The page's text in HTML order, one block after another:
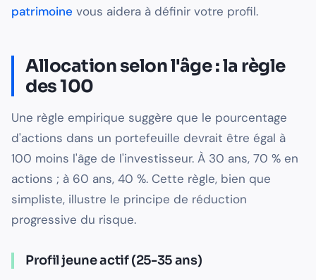
patrimoine vous aidera à définir votre profil.
Allocation selon l'âge : la règle
des 100
Une règle empirique suggère que le pourcentage
d'actions dans un portefeuille devrait être égal à
100 moins l'âge de l'investisseur. À 30 ans, 70 % en
actions ; à 60 ans, 40 %. Cette règle, bien que
simpliste, illustre le principe de réduction
progressive du risque.
Profil jeune actif (25-35 ans)